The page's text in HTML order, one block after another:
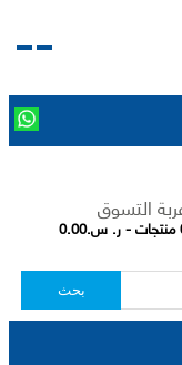
التسوق
بحث